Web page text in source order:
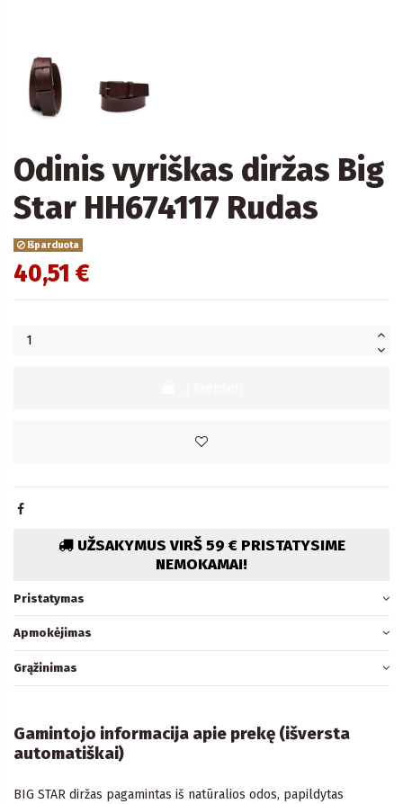
Odinis vyriškas diržas Big
Star HH674117 Rudas
Išparduota
40,51 €
UŽSAKYMUS VIRŠ 59 € PRISTATYSIME
NEMOKAMAI!
Pristatymas
Apmokėjimas
Grąžinimas
Gamintojo informacija apie prekę (išversta
automatiškai)
BIG STAR diržas pagamintas iš natūralios odos, papildytas